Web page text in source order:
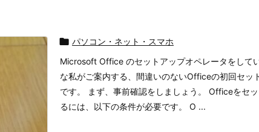
 パソコン・ネット・スマホ
Microsoft Office のセットアップオペレータをして
な私がご案内する、間違いのないOfficeの初回セッ
です。 まず、事前確認をしましょう。 Officeをセ
るには、以下の条件が必要です。 O ...